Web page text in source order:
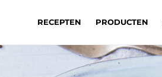
RECEPTEN PRODUCTEN